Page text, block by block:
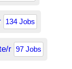
134 Jobs
r 97 Jobs